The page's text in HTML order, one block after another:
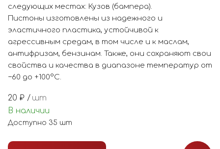
следующих местах: Кузов (бампера).
Пистоны изготовлены из надежного и
эластичного пластика, устойчивой к
агрессивным средам, в том числе и к маслам,
антифризам, бензинам. Также, они сохраняют свои
свойства и качества в диапазоне температур от
−60 до +100°С.
20 ₽ / шт
В наличии
Доступно 35 шт